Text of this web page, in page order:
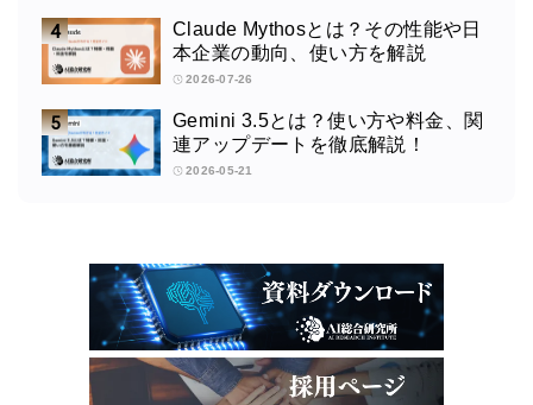
Claude Mythosとは？その性能や日
本企業の動向、使い方を解説
2026-07-26
Gemini 3.5とは？使い方や料金、関
連アップデートを徹底解説！
2026-05-21